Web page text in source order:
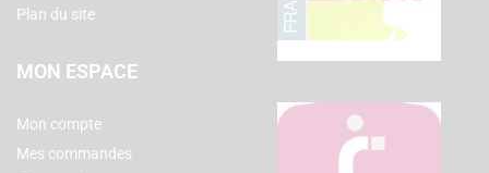
Plan du site
MON ESPACE
Mon compte
Mes commandes